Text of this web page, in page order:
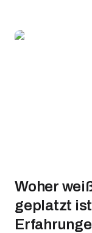
Woher
geplatzt